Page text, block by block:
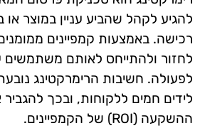
להגיע לקהל שהביע עניין במוצר
רכישה. באמצעות קמפיינים
לחזור ולהתייחס לאותם
לפעולה. חשיבות הרימרקטינג
לידים חמים ללקוחות, ובכך
ההשקעה (ROI) של הקמפיינים.